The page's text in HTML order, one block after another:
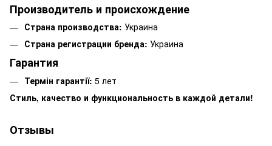
Производитель и происхождение
Страна производства: Украина
Страна регистрации бренда: Украина
Гарантия
Термін гарантії: 5 лет
Стиль, качество и функциональность в каждой детали!
Отзывы